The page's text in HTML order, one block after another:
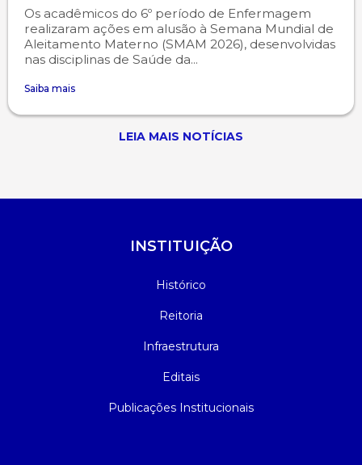
Os acadêmicos do 6º período de Enfermagem
realizaram ações em alusão à Semana Mundial de
Aleitamento Materno (SMAM 2026), desenvolvidas
nas disciplinas de Saúde da...
Saiba mais
LEIA MAIS NOTÍCIAS
INSTITUIÇÃO
Histórico
Reitoria
Infraestrutura
Editais
Publicações Institucionais